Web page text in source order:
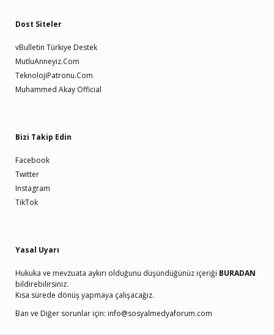
Dost Siteler
vBulletin Türkiye Destek
MutluAnneyiz.Com
TeknolojiPatronu.Com
Muhammed Akay Official
Bizi Takip Edin
Facebook
Twitter
Instagram
TikTok
Yasal Uyarı
Hukuka ve mevzuata aykırı olduğunu düşündüğünüz içeriği BURADAN
bildirebilirsiniz.
Kısa sürede dönüş yapmaya çalışacağız.
Ban ve Diğer sorunlar için: info@sosyalmedyaforum.com